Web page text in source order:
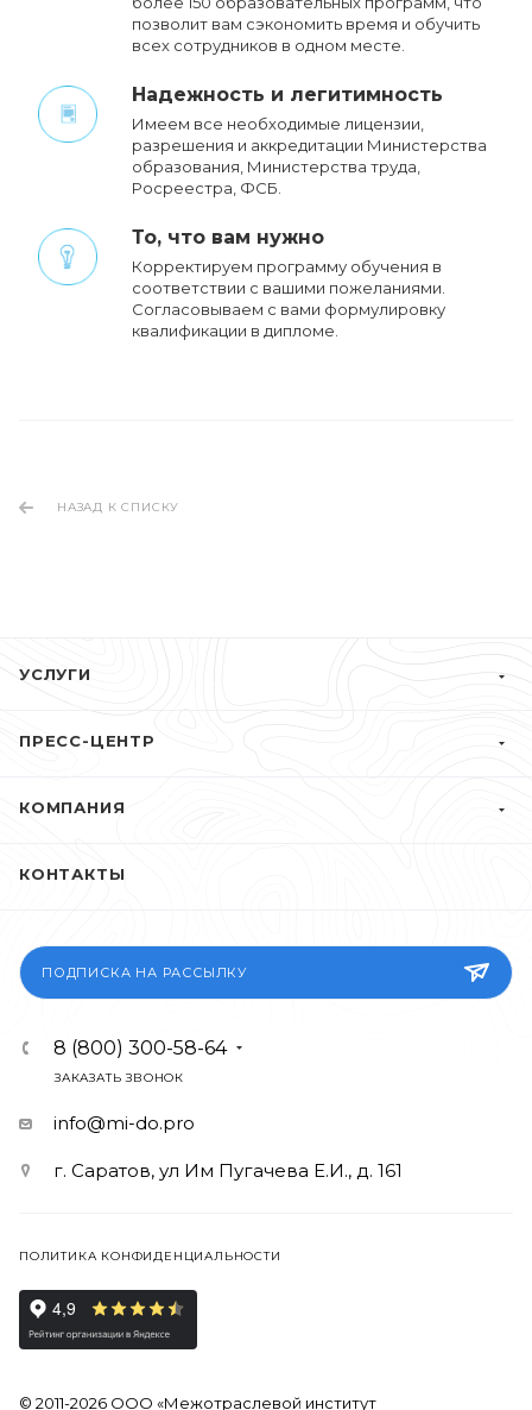
позволит вам сэкономить время и обучить
всех сотрудников в одном месте.
Надежность и легитимность
Имеем все необходимые лицензии,
разрешения и аккредитации Министерства
образования, Министерства труда,
Росреестра, ФСБ.
То, что вам нужно
Корректируем программу обучения в
соответствии с вашими пожеланиями.
Cогласовываем с вами формулировку
квалификации в дипломе.
НАЗАД К СПИСКУ
УСЛУГИ
ПРЕСС-ЦЕНТР
КОМПАНИЯ
КОНТАКТЫ
ПОДПИСКА НА РАССЫЛКУ
8 (800) 300-58-64
ЗАКАЗАТЬ ЗВОНОК
info@mi-do.pro
г. Саратов, ул Им Пугачева Е.И., д. 161
ПОЛИТИКА КОНФИДЕНЦИАЛЬНОСТИ
© 2011-2026 ООО «Межотраслевой институт